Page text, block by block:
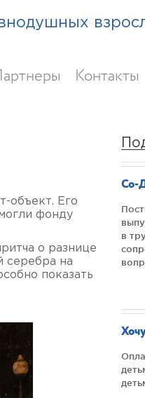
Партнеры Контакты
объект. Его
фонду
о разнице
серебра на
показать
Со-
в